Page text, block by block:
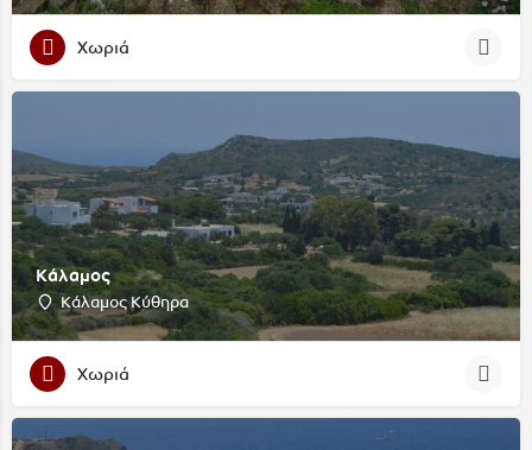
Χωριά
Κάλαμος
Κάλαμος Κύθηρα
Χωριά